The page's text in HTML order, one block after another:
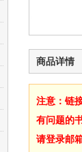
商品详情
注意：链
有问题的
请登录邮